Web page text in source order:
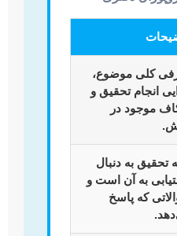
کلی موضوع،
انجام تحقیق و
موجود در
تحقیق به دنبال
به آن است و
که پاسخ